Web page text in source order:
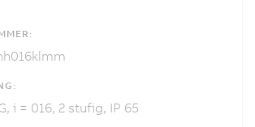
i = 016, 2 stufig, IP 65